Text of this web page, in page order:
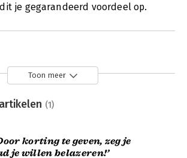
je gegarandeerd voordeel op.
Toon meer
(1)
korting te geven, zeg je
je willen belazeren!’